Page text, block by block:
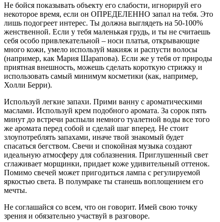
Не бойся показывать объекту его слабости, игнорируй его
некоторое время, если он ОПРЕДЕЛЕННО запал на тебя. Это
лишь подогреет интерес. Ты должна выглядеть на 50-100%
женственной. Если у тебя маленькая грудь, и ты не считаешь
себя особо привлекательной – носи платья, открывающие
много кожи, умело используй макияж и распусти волосы
(например, как Мария Шарапова). Если же у тебя от природы
приятная внешность, можешь сделать короткую стрижку и
использовать самый минимум косметики (как, например,
Холли Берри).
Используй легкие запахи. Прими ванну с ароматическими
маслами. Используй крем подобного аромата. За сорок пять
минут до встречи распыли немного туалетной воды все того
же аромата перед собой и сделай шаг вперед. Не стоит
злоупотреблять запахами, иначе твой знакомый будет
спасаться бегством. Свечи и спокойная музыка создают
идеальную атмосферу для соблазнения. Приглушенный свет
сглаживает морщинки, придает коже удивительный оттенок.
Помимо свечей может пригодиться лампа с регулируемой
яркостью света. В полумраке ты станешь воплощением его
мечты.
Не соглашайся со всем, что он говорит. Имей свою точку
зрения и обязательно участвуй в разговоре.